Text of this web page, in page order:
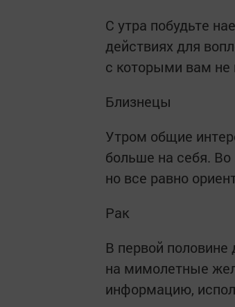
С утра побудьте
действиях для
с которыми вам не
Близнецы
Утром общие
больше на себя.
но все равно
Рак
В первой половине
на мимолетные
информацию,